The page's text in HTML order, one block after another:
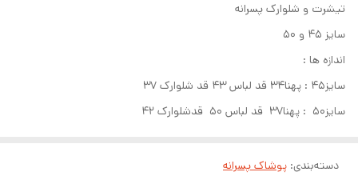
تیشرت و شلوارک پسرانه
سایز 45 و 50
اندازه ها :
سایز45 : پهنا34 قد لباس 43 قد شلوارک 37
سایز50 : پهنا37 قد لباس 50 قدشلوارک 42
دسته‌بندی: پوشاک پسرانه